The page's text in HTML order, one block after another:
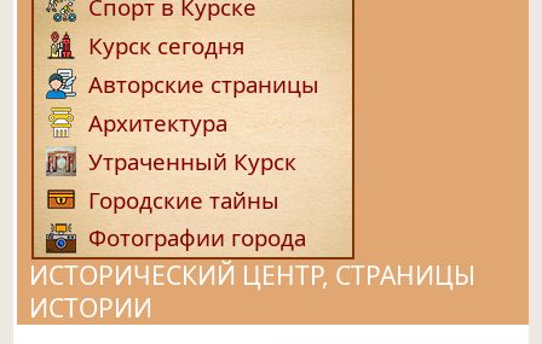
Спорт в Курске
Курск сегодня
Авторские страницы
Архитектура
Утраченный Курск
Городские тайны
Фотографии города
ИСТОРИЧЕСКИЙ ЦЕНТР, СТРАНИЦЫ
ИСТОРИИ